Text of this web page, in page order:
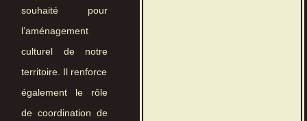
souhaité pour
l’aménagement
culturel de notre
territoire. Il renforce
également le rôle
de coordination de